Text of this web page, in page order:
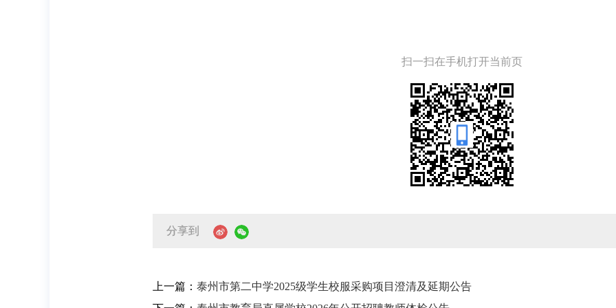
扫一扫在手机打开当前页
分享到
上一篇： 泰州市第二中学2025级学生校服采购项目澄清及延期公告